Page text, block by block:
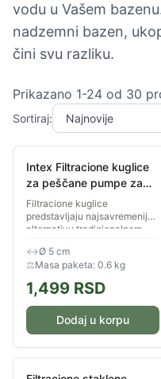
vodu u Vašem
nadzemni bazen,
čini svu razliku.
Prikazano 1-24 od 30
Sortiraj:
Intex Filtracione kuglice
za peščane pumpe za
bazene 500g
Filtracione kuglice
predstavljaju najsavremeniju
alternativu tradicionalnom
pumpe. Zbog svoje specifične
strukture,...
↔Ø 5 cm
⚖Masa paketa: 0.6 kg
1,499 RSD
Dodaj u korpu